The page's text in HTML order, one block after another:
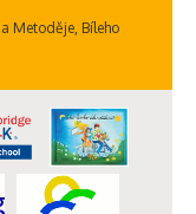
Metoděje, Bíleho